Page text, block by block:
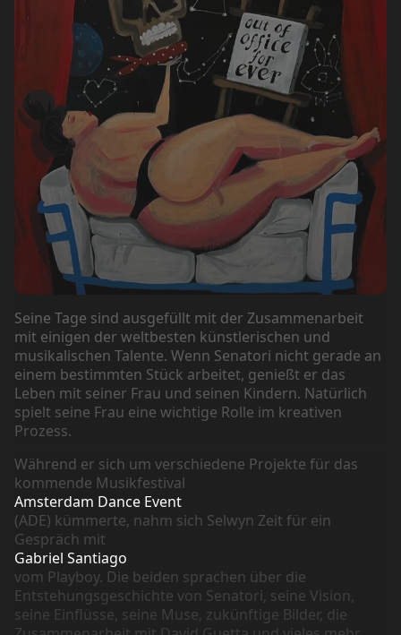
Seine Tage sind ausgefüllt mit der Zusammenarbeit
mit einigen der weltbesten künstlerischen und
musikalischen Talente. Wenn Senatori nicht gerade an
einem bestimmten Stück arbeitet, genießt er das
Leben mit seiner Frau und seinen Kindern. Natürlich
spielt seine Frau eine wichtige Rolle im kreativen
Prozess.
Während er sich um verschiedene Projekte für das
kommende Musikfestival
Amsterdam Dance Event
(ADE) kümmerte, nahm sich Selwyn Zeit für ein
Gespräch mit
Gabriel Santiago
vom Playboy. Die beiden sprachen über die
Entstehungsgeschichte von Senatori, seine Vision,
seine Einflüsse, seine Muse, zukünftige Bilder, die